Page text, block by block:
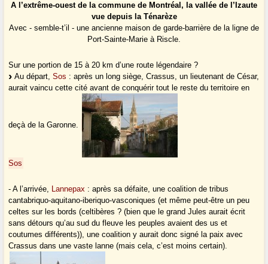
A l’extrême-ouest de la commune de Montréal, la vallée de l’Izaute
vue depuis la Ténarèze
Avec - semble-t’il - une ancienne maison de garde-barrière de la ligne de
Port-Sainte-Marie à Riscle.
Sur une portion de 15 à 20 km d’une route légendaire ?
Au départ,Sos : après un long siège, Crassus, un lieutenant de César,
aurait vaincu cette cité avant de conquérir tout le reste du territoire en
deçà de la Garonne.
Sos
- A l’arrivée, Lannepax : après sa défaite, une coalition de tribus
cantabriquo-aquitano-iberiquo-vasconiques (et même peut-être un peu
celtes sur les bords (celtibères ? (bien que le grand Jules aurait écrit
sans détours qu’au sud du fleuve les peuples avaient des us et
coutumes différents)), une coalition y aurait donc signé la paix avec
Crassus dans une vaste lanne (mais cela, c’est moins certain).